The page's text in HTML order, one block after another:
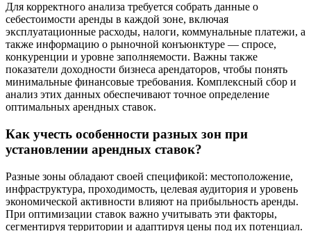
Для корректного анализа требуется собрать данные о
себестоимости аренды в каждой зоне, включая
эксплуатационные расходы, налоги, коммунальные платежи, а
также информацию о рыночной конъюнктуре — спросе,
конкуренции и уровне заполняемости. Важны также
показатели доходности бизнеса арендаторов, чтобы понять
минимальные финансовые требования. Комплексный сбор и
анализ этих данных обеспечивают точное определение
оптимальных арендных ставок.
Как учесть особенности разных зон при
установлении арендных ставок?
Разные зоны обладают своей спецификой: местоположение,
инфраструктура, проходимость, целевая аудитория и уровень
экономической активности влияют на прибыльность аренды.
При оптимизации ставок важно учитывать эти факторы,
сегментируя территории и адаптируя цены под их потенциал.